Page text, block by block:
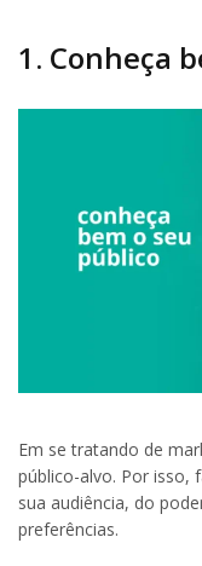
1. Conheça
Em se tratando de
público-alvo. Por isso,
sua audiência, do
preferências.